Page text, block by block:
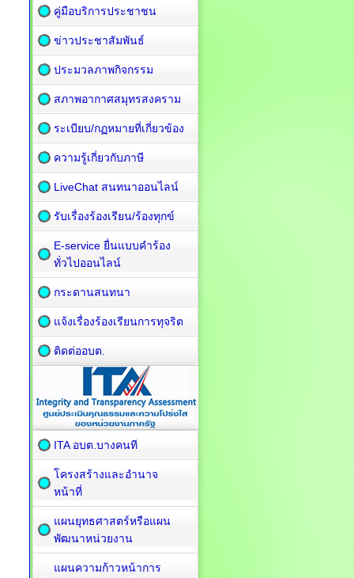
คู่มือบริการประชาชน
ข่าวประชาสัมพันธ์
ประมวลภาพกิจกรรม
สภาพอากาศสมุทรสงคราม
ระเบียบ/กฏหมายที่เกี่ยวข้อง
ความรู้เกี่ยวกับภาษี
LiveChat สนทนาออนไลน์
รับเรื่องร้องเรียน/ร้องทุกข์
E-service ยื่นแบบคำร้อง
ทั่วไปออนไลน์
กระดานสนทนา
แจ้งเรื่องร้องเรียนการทุจริต
ติดต่ออบต.
ITA อบต.บางคนที
โครงสร้างและอำนาจ
หน้าที่
แผนยุทธศาสตร์หรือแผน
พัฒนาหน่วยงาน
แผนความก้าวหน้าการ